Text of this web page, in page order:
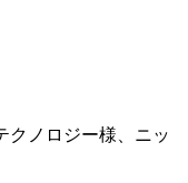
クノロジー様、ニッ